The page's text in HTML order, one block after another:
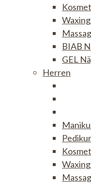
BIAB
GEL
Herren